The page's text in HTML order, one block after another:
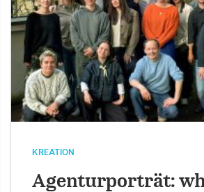
KREATION
Agenturporträt: